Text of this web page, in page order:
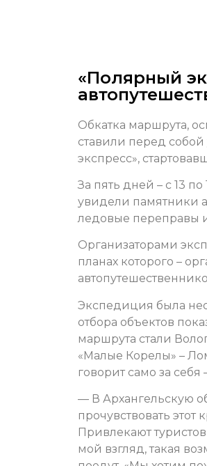
«Полярный
Обкатка маршрута,
ставили перед
экспресс»,
За пять дней – с 13
увидели памятники
ледовые переправы
Организаторами
планах которого –
Экспедиция была
отбора объектов
маршрута стали
«Малые Корелы» –
говорит само за
— В Архангельскую
прочувствовать
Привлекают
мой взгляд, такая